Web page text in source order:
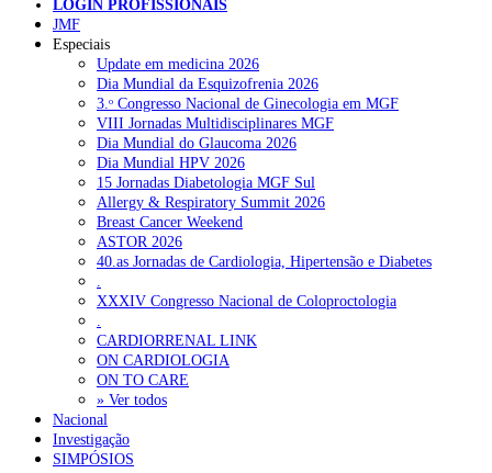
NOTÍCIAS RECENTES
Quase 11.900 jovens recorreram aos cheques psicólogo e
nutricionista no primeiro mês 7 de Agosto, 2026
ULS de Coimbra estreia cirurgia endoscópica do ouvido com
apoio robótico em Portugal 7 de Agosto, 2026
Enfermeiros exigem esclarecimentos sobre eventual gestão
privada da ULS do Algarve 7 de Agosto, 2026
Ordem dos Médicos alerta para riscos no novo sistema de acesso
a consultas e cirurgias
Portugal está a formar os médicos de que precisa?
2026
NOTÍCIAS MAIS LIDAS
LOGIN PROFISSIONAIS
JMF
Especiais
Update em medicina 2026
Dia Mundial da Esquizofrenia 2026
3.ᵒ Congresso Nacional de Ginecologia em MGF
VIII Jornadas Multidisciplinares MGF
Dia Mundial do Glaucoma 2026
Dia Mundial HPV 2026
15 Jornadas Diabetologia MGF Sul
Allergy & Respiratory Summit 2026
Breast Cancer Weekend
ASTOR 2026
40.as Jornadas de Cardiologia, Hipertensão e Diabetes
.
XXXIV Congresso Nacional de Coloproctologia
.
CARDIORRENAL LINK
ON CARDIOLOGIA
ON TO CARE
» Ver todos
Nacional
Investigação
SIMPÓSIOS